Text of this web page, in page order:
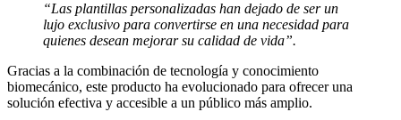
“Las plantillas personalizadas han dejado de ser un
lujo exclusivo para convertirse en una necesidad para
quienes desean mejorar su calidad de vida”.
Gracias a la combinación de tecnología y conocimiento
biomecánico, este producto ha evolucionado para ofrecer una
solución efectiva y accesible a un público más amplio.